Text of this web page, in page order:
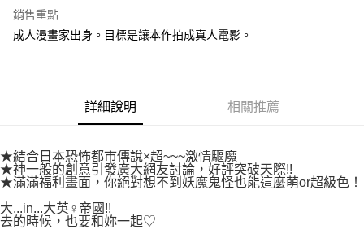
※ 請注意：結帳手續完成當下不需立刻繳費，但若您需要取消訂單，請聯絡
購買商品的店家。未經商家同意取消之訂單仍視為有效，需透過AFTEE先享
後付繳納相關費用。
權轉讓予恩沛科技股份有限公司。
２．關於個人資料處理事宜，請瀏覽以下網址：
https://aftee.tw/terms/#terms3
３．未成年的使用者請事先徵得法定代理人或監護人之同意方可使用
「AFTEE先享後付」，若未經同意申辦者引起之損失，本公司不負相關責
每筆NT$80，滿NT$500(含以上)免運費
付款後7-11取貨
每筆NT$80，滿NT$500(含以上)免運費
宅配
銷售重點
成人漫畫家出身。目標是讓本作拍成真人電影。
詳細說明 相關推薦
★結合日本恐怖都市傳說×超~~~激情驅魔
★神一般的創意引發廣大網友討論，好評突破天際!!
★滿滿福利畫面，你絕對想不到妖魔鬼怪也能這麼萌or超級色！
大...in...大英♀帝國!!
去的時候，也要和妳一起♡